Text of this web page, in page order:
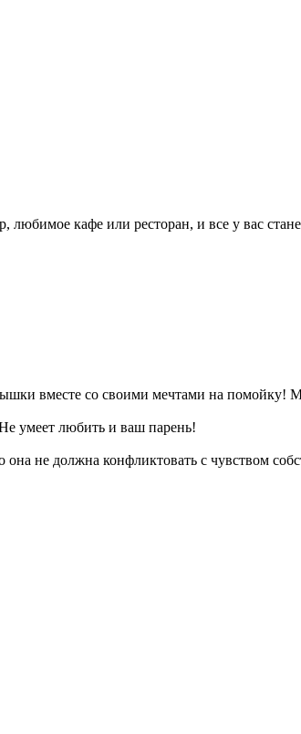
любимое кафе или ресторан, и все у вас
вместе со своими мечтами на помойку!
умеет любить и ваш парень!
не должна конфликтовать с чувством